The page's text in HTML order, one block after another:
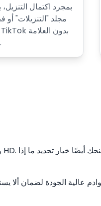
بمجرد اكتمال
مجلد "التنزيلات"
المائية.